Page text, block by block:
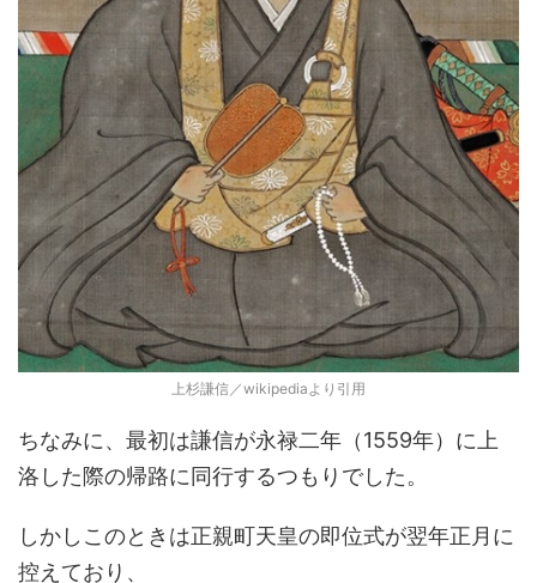
上杉謙信／wikipediaより引用
ちなみに、最初は謙信が永禄二年（1559年）に上
洛した際の帰路に同行するつもりでした。
しかしこのときは正親町天皇の即位式が翌年正月に
控えており、